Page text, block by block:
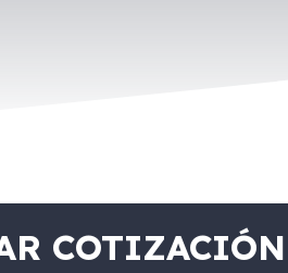
COTIZACIÓN